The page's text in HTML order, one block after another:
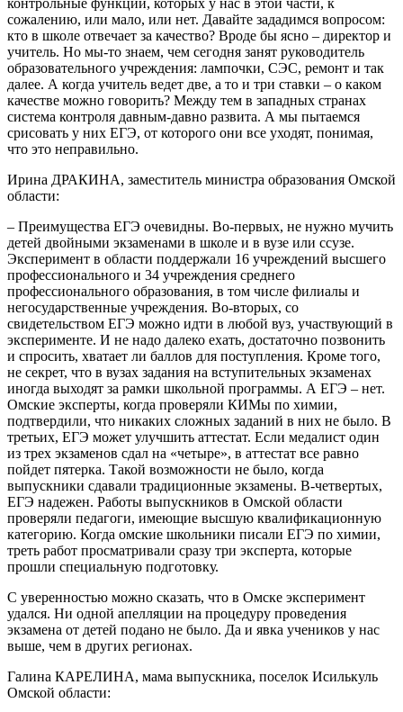
сожалению, или мало, или нет. Давайте зададимся вопросом:
кто в школе отвечает за качество? Вроде бы ясно – директор и
учитель. Но мы-то знаем, чем сегодня занят руководитель
образовательного учреждения: лампочки, СЭС, ремонт и так
далее. А когда учитель ведет две, а то и три ставки – о каком
качестве можно говорить? Между тем в западных странах
система контроля давным-давно развита. А мы пытаемся
срисовать у них ЕГЭ, от которого они все уходят, понимая,
что это неправильно.
Ирина ДРАКИНА, заместитель министра образования Омской
области:
– Преимущества ЕГЭ очевидны. Во-первых, не нужно мучить
детей двойными экзаменами в школе и в вузе или ссузе.
Эксперимент в области поддержали 16 учреждений высшего
профессионального и 34 учреждения среднего
профессионального образования, в том числе филиалы и
негосударственные учреждения. Во-вторых, со
свидетельством ЕГЭ можно идти в любой вуз, участвующий в
эксперименте. И не надо далеко ехать, достаточно позвонить
и спросить, хватает ли баллов для поступления. Кроме того,
не секрет, что в вузах задания на вступительных экзаменах
иногда выходят за рамки школьной программы. А ЕГЭ – нет.
Омские эксперты, когда проверяли КИМы по химии,
подтвердили, что никаких сложных заданий в них не было. В
третьих, ЕГЭ может улучшить аттестат. Если медалист один
из трех экзаменов сдал на «четыре», в аттестат все равно
пойдет пятерка. Такой возможности не было, когда
выпускники сдавали традиционные экзамены. В-четвертых,
ЕГЭ надежен. Работы выпускников в Омской области
проверяли педагоги, имеющие высшую квалификационную
категорию. Когда омские школьники писали ЕГЭ по химии,
треть работ просматривали сразу три эксперта, которые
прошли специальную подготовку.
С уверенностью можно сказать, что в Омске эксперимент
удался. Ни одной апелляции на процедуру проведения
экзамена от детей подано не было. Да и явка учеников у нас
выше, чем в других регионах.
Галина КАРЕЛИНА, мама выпускника, поселок Исилькуль
Омской области: